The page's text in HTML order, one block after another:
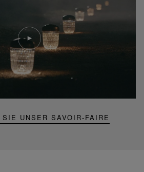
SIE UNSER SAVOIR-FAIRE
Video
abspielen
YouTube-
Video,
Folia
Mini-
Portable-